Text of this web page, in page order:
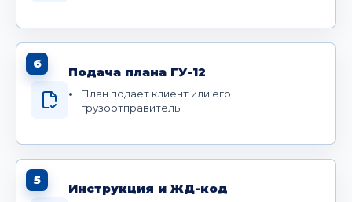
6
Подача плана ГУ-12
План подает клиент или его
грузоотправитель
5
Инструкция и ЖД-код